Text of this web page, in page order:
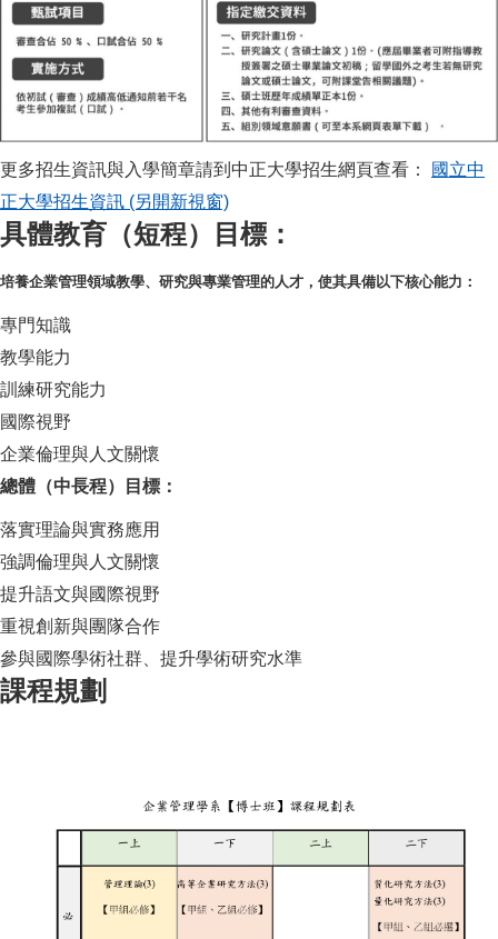
博士班入學資訊詳細說明： 1. 報名資格：具碩士學位者，且符合「入
更多招生資訊與入學簡章請到中正大學招生網頁查看：
國立中
正大學招生資訊 (另開新視窗)
具體教育（短程）目標：
培養企業管理領域教學、研究與專業管理的人才，使其具備以下核心能力：
專門知識
教學能力
訓練研究能力
國際視野
企業倫理與人文關懷
總體（中長程）目標：
落實理論與實務應用
強調倫理與人文關懷
提升語文與國際視野
重視創新與團隊合作
參與國際學術社群、提升學術研究水準
課程規劃